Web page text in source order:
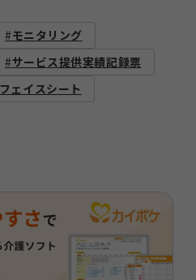
モニタリング
サービス提供実績記録票
フェイスシート